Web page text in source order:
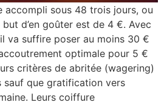
accompli sous 48 trois jours, ou
d’en goûter est de 4 €. Avec
va suffire poser au moins 30 €
optimale pour 5 €
critères de abritée (wagering)
sauf que gratification vers
Leurs coiffure